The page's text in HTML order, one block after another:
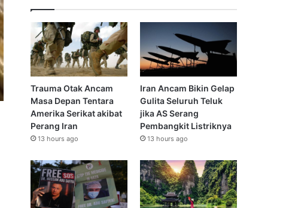
Trauma Otak Ancam
Masa Depan Tentara
Amerika Serikat akibat
Perang Iran
13 hours ago
Iran Ancam Bikin Gelap
Gulita Seluruh Teluk
jika AS Serang
Pembangkit Listriknya
13 hours ago